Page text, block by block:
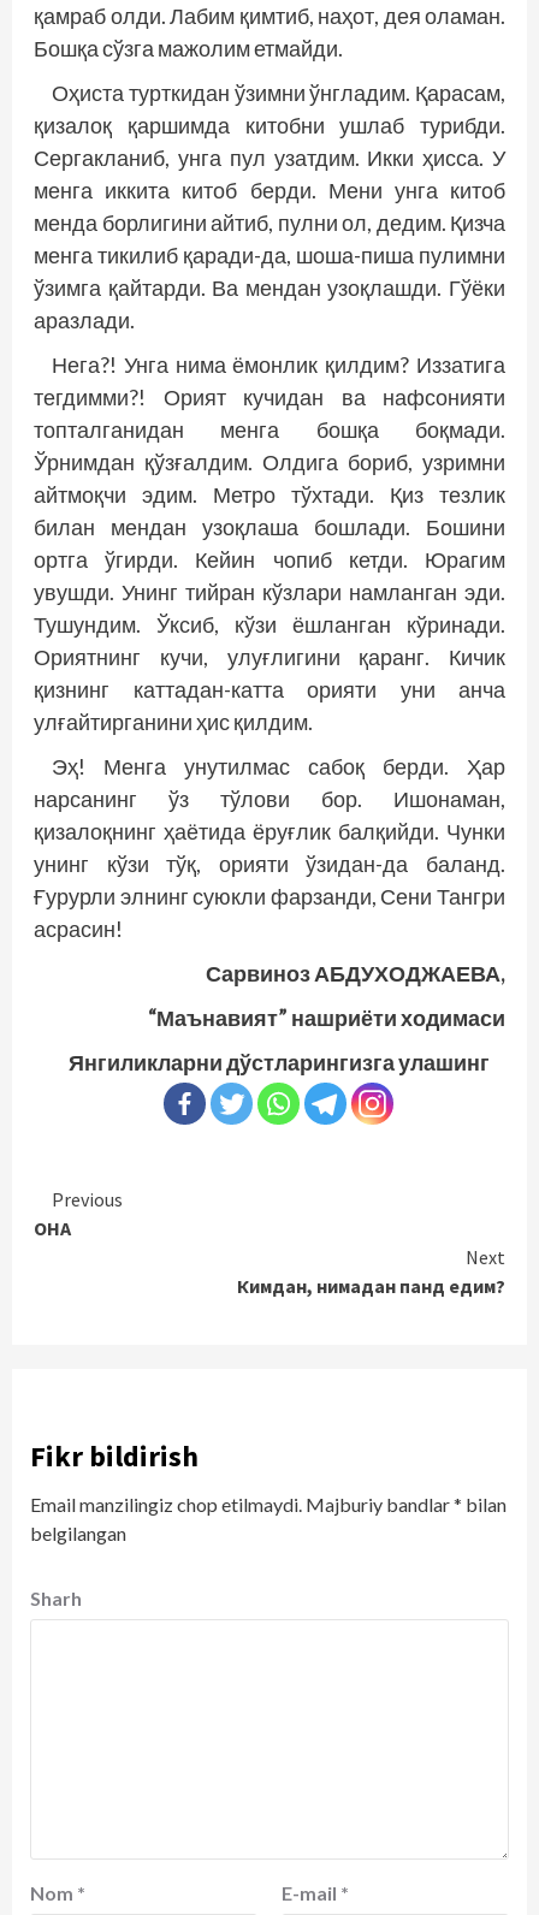
қамраб олди. Лабим қимтиб, наҳот, дея оламан.
Бошқа сўзга мажолим етмайди.
Оҳиста турткидан ўзимни ўнгладим. Қарасам,
қизалоқ қаршимда китобни ушлаб турибди.
Сергакланиб, унга пул узатдим. Икки ҳисса. У
менга иккита китоб берди. Мени унга китоб
менда борлигини айтиб, пулни ол, дедим. Қизча
менга тикилиб қаради-да, шоша-пиша пулимни
ўзимга қайтарди. Ва мендан узоқлашди. Гўёки
аразлади.
Нега?! Унга нима ёмонлик қилдим? Иззатига
тегдимми?! Орият кучидан ва нафсонияти
топталганидан менга бошқа боқмади.
Ўрнимдан қўзғалдим. Олдига бориб, узримни
айтмоқчи эдим. Метро тўхтади. Қиз тезлик
билан мендан узоқлаша бошлади. Бошини
ортга ўгирди. Кейин чопиб кетди. Юрагим
увушди. Унинг тийран кўзлари намланган эди.
Тушундим. Ўксиб, кўзи ёшланган кўринади.
Ориятнинг кучи, улуғлигини қаранг. Кичик
қизнинг каттадан-катта орияти уни анча
улғайтирганини ҳис қилдим.
Эҳ! Менга унутилмас сабоқ берди. Ҳар
нарсанинг ўз тўлови бор. Ишонаман,
қизалоқнинг ҳаётида ёруғлик балқийди. Чунки
унинг кўзи тўқ, орияти ўзидан-да баланд.
Ғурурли элнинг суюкли фарзанди, Сени Тангри
асрасин!
Сарвиноз АБДУХОДЖАЕВА,
“Маънавият” нашриёти ходимаси
Янгиликларни дўстларингизга улашинг
Continue
Reading
Previous
ОНА
Next
Кимдан, нимадан панд едим?
Fikr bildirish
Email manzilingiz chop etilmaydi. Majburiy bandlar* bilan
belgilangan
Sharh
Nom * E-mail *